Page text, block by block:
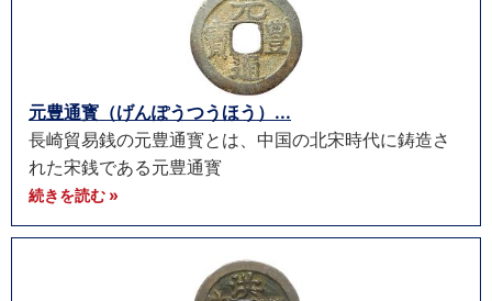
元豊通寳（げんぽうつうほう）...
長崎貿易銭の元豊通寳とは、中国の北宋時代に鋳造さ
れた宋銭である元豊通寳
続きを読む »